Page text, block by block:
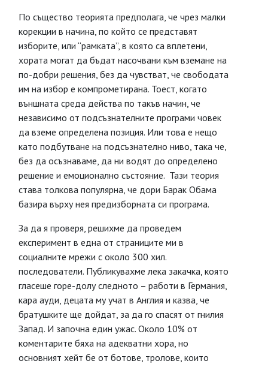
По същество теорията предполага, че чрез малки
корекции в начина, по който се представят
изборите, или “рамката”, в която са вплетени,
хората могат да бъдат насочвани към вземане на
по-добри решения, без да чувстват, че свободата
им на избор е компрометирана. Тоест, когато
външната среда действа по такъв начин, че
независимо от подсъзнателните програми човек
да вземе определена позиция. Или това е нещо
като подбутване на подсъзнателно ниво, така че,
без да осъзнаваме, да ни водят до определено
решение и емоционално състояние. Тази теория
става толкова популярна, че дори Барак Обама
базира върху нея предизборната си програма.
За да я проверя, решихме да проведем
експеримент в една от страниците ми в
социалните мрежи с около 300 хил.
последователи. Публикувахме лека закачка, която
гласеше горе-долу следното – работи в Германия,
кара ауди, децата му учат в Англия и казва, че
братушките ще дойдат, за да го спасят от гнилия
Запад. И започна един ужас. Около 10% от
коментарите бяха на адекватни хора, но
основният хейт бе от ботове, тролове, които